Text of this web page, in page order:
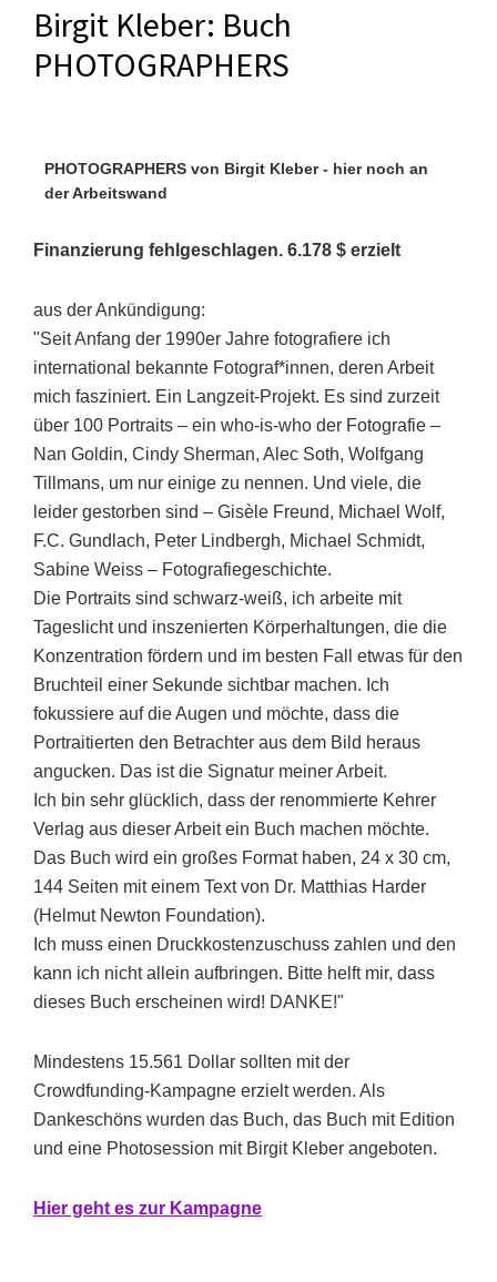
Birgit Kleber: Buch
PHOTOGRAPHERS
PHOTOGRAPHERS von Birgit Kleber - hier noch an
der Arbeitswand
Finanzierung fehlgeschlagen. 6.178 $ erzielt
aus der Ankündigung:
"Seit Anfang der 1990er Jahre fotografiere ich
international bekannte Fotograf*innen, deren Arbeit
mich fasziniert. Ein Langzeit-Projekt. Es sind zurzeit
über 100 Portraits – ein who-is-who der Fotografie –
Nan Goldin, Cindy Sherman, Alec Soth, Wolfgang
Tillmans, um nur einige zu nennen. Und viele, die
leider gestorben sind – Gisèle Freund, Michael Wolf,
F.C. Gundlach, Peter Lindbergh, Michael Schmidt,
Sabine Weiss – Fotografiegeschichte.
Die Portraits sind schwarz-weiß, ich arbeite mit
Tageslicht und inszenierten Körperhaltungen, die die
Konzentration fördern und im besten Fall etwas für den
Bruchteil einer Sekunde sichtbar machen. Ich
fokussiere auf die Augen und möchte, dass die
Portraitierten den Betrachter aus dem Bild heraus
angucken. Das ist die Signatur meiner Arbeit.
Ich bin sehr glücklich, dass der renommierte Kehrer
Verlag aus dieser Arbeit ein Buch machen möchte.
Das Buch wird ein großes Format haben, 24 x 30 cm,
144 Seiten mit einem Text von Dr. Matthias Harder
(Helmut Newton Foundation).
Ich muss einen Druckkostenzuschuss zahlen und den
kann ich nicht allein aufbringen. Bitte helft mir, dass
dieses Buch erscheinen wird! DANKE!"
Mindestens 15.561 Dollar sollten mit der
Crowdfunding-Kampagne erzielt werden. Als
Dankeschöns wurden das Buch, das Buch mit Edition
und eine Photosession mit Birgit Kleber angeboten.
Hier geht es zur Kampagne